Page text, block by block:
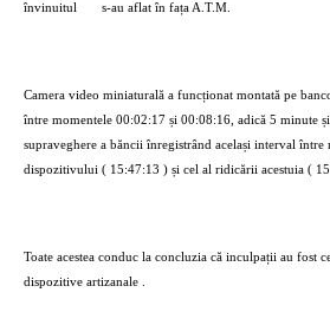
învinuitul
s-au aflat în fața A.T.M.
Camera video miniaturală a funcționat montată pe
între momentele 00:02:17 și 00:08:16, adică 5 minute
supraveghere a băncii înregistrând același interval între
dispozitivului ( 15:47:13 ) și cel al ridicării acestuia (
Toate acestea conduc la concluzia că inculpații au fost
dispozitive artizanale .